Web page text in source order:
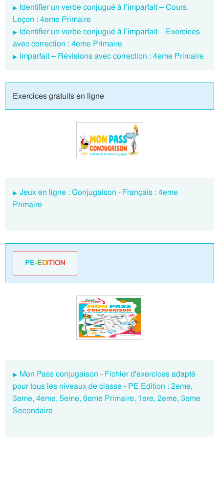
Identifier un verbe conjugué à l’imparfait – Cours,
Leçon : 4eme Primaire
Identifier un verbe conjugué à l’imparfait – Exercices
avec correction : 4eme Primaire
Imparfait – Révisions avec correction : 4eme Primaire
Exercices gratuits en ligne
Jeux en ligne : Conjugaison - Français : 4eme
Primaire
PE-EDITION
Mon Pass conjugaison - Fichier d'exercices adapté
pour tous les niveaux de classe - PE Edition : 2eme,
3eme, 4eme, 5eme, 6eme Primaire, 1ere, 2eme, 3eme
Secondaire